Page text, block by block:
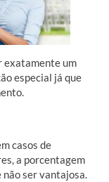
exatamente um
especial já que
casos de
a porcentagem
não ser vantajosa.